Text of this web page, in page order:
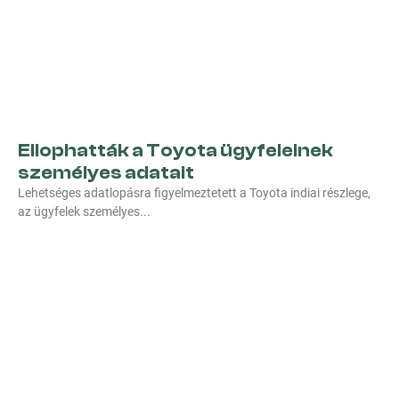
Ellophatták a Toyota ügyfeleinek
személyes adatait
Lehetséges adatlopásra figyelmeztetett a Toyota indiai részlege,
az ügyfelek személyes